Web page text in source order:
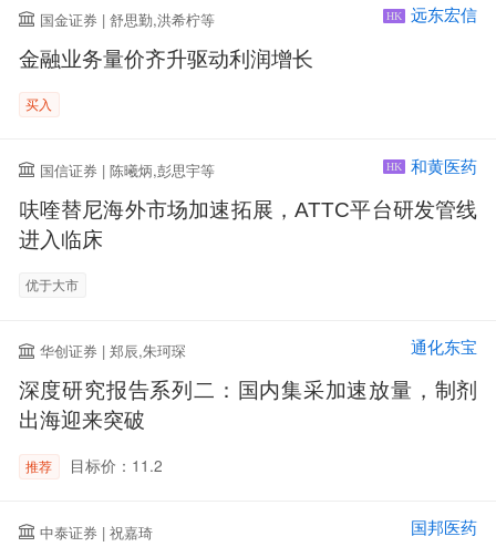
国金证券 | 舒思勤,洪希柠等 HK 远东宏信
金融业务量价齐升驱动利润增长
买入
国信证券 | 陈曦炳,彭思宇等 HK 和黄医药
呋喹替尼海外市场加速拓展，ATTC平台研发管线
进入临床
优于大市
华创证券 | 郑辰,朱珂琛 通化东宝
深度研究报告系列二：国内集采加速放量，制剂
出海迎来突破
推荐 目标价：11.2
中泰证券 | 祝嘉琦 国邦医药